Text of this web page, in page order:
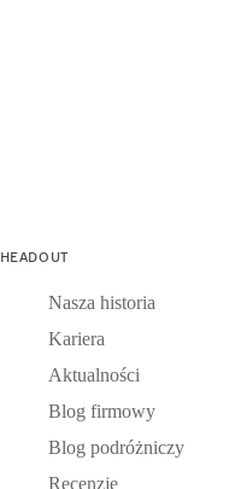
HEADOUT
Nasza historia
Kariera
Aktualności
Blog firmowy
Blog podróżniczy
Recenzje